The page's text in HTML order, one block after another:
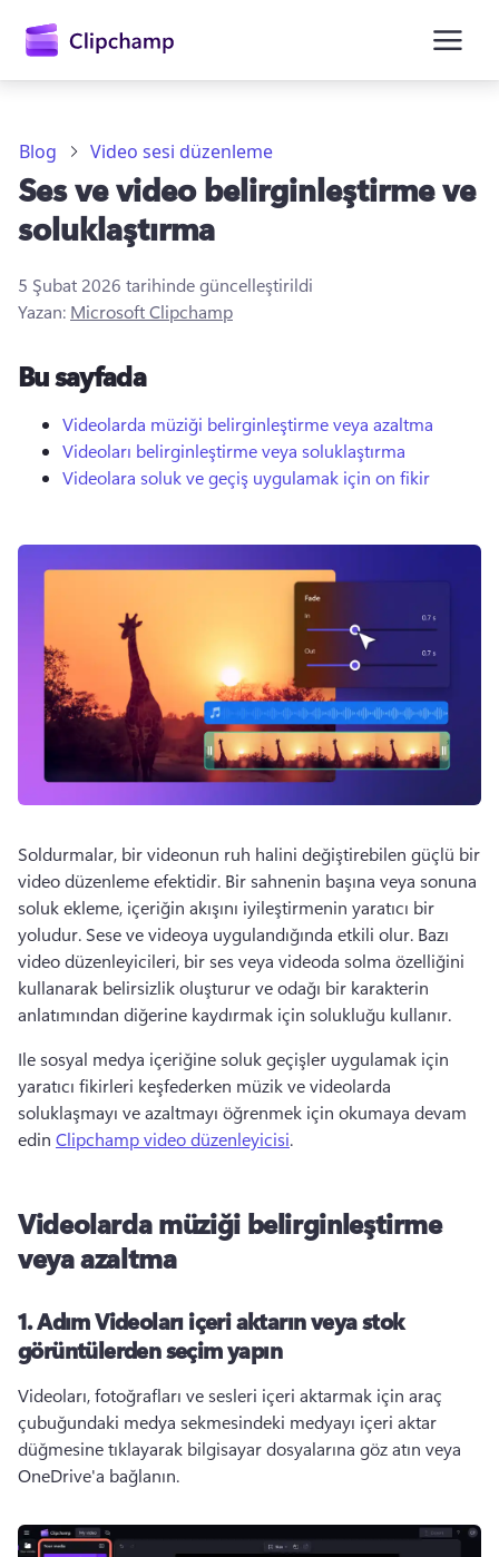
Ücretsiz deneyin
Blog Video sesi düzenleme
Ses ve video belirginleştirme ve
soluklaştırma
5 Şubat 2026 tarihinde güncelleştirildi
Yazan: Microsoft Clipchamp
Bu sayfada
Videolarda müziği belirginleştirme veya azaltma
Videoları belirginleştirme veya soluklaştırma
Videolara soluk ve geçiş uygulamak için on fikir
Soldurmalar, bir videonun ruh halini değiştirebilen güçlü bir
video düzenleme efektidir. Bir sahnenin başına veya sonuna
soluk ekleme, içeriğin akışını iyileştirmenin yaratıcı bir
yoludur. Sese ve videoya uygulandığında etkili olur. Bazı
video düzenleyicileri, bir ses veya videoda solma özelliğini
kullanarak belirsizlik oluşturur ve odağı bir karakterin
anlatımından diğerine kaydırmak için solukluğu kullanır.
Ile sosyal medya içeriğine soluk geçişler uygulamak için
yaratıcı fikirleri keşfederken müzik ve videolarda
soluklaşmayı ve azaltmayı öğrenmek için okumaya devam
edin Clipchamp video düzenleyicisi.
Videolarda müziği belirginleştirme
veya azaltma
1. AdımVideoları içeri aktarın veya stok
görüntülerden seçim yapın
Videoları, fotoğrafları ve sesleri içeri aktarmak için araç
çubuğundaki medya sekmesindeki medyayı içeri aktar
düğmesine tıklayarak bilgisayar dosyalarına göz atın veya
OneDrive'a bağlanın.